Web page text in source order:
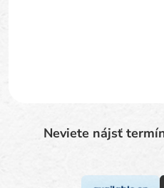
Neviete nájsť